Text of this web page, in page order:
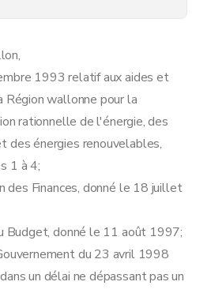
1993 relatif aux aides et
Région wallonne pour la
rationnelle de l'énergie, des
des énergies renouvelables,
1 à 4;
des Finances, donné le 18 juillet
Budget, donné le 11 août 1997;
du 23 avril 1998
un délai ne dépassant pas un